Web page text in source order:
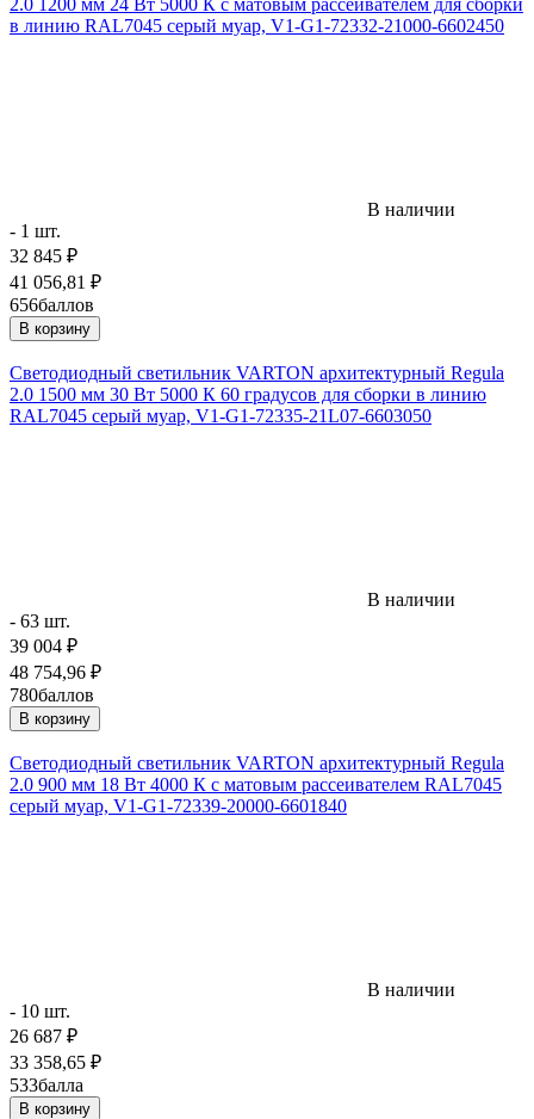
в линию RAL7045 серый муар, V1-G1-72332-21000-6602450
В наличии
- 1 шт.
32 845 ₽
41 056,81 ₽
656баллов
В корзину
Светодиодный светильник VARTON архитектурный Regula
2.0 1500 мм 30 Вт 5000 К 60 градусов для сборки в линию
RAL7045 серый муар, V1-G1-72335-21L07-6603050
В наличии
- 63 шт.
39 004 ₽
48 754,96 ₽
780баллов
В корзину
Светодиодный светильник VARTON архитектурный Regula
2.0 900 мм 18 Вт 4000 К с матовым рассеивателем RAL7045
серый муар, V1-G1-72339-20000-6601840
В наличии
- 10 шт.
26 687 ₽
33 358,65 ₽
533балла
В корзину